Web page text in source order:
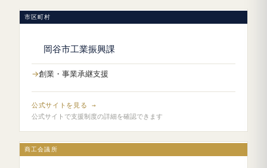
市区町村
岡谷市工業振興課
創業・事業承継支援
公式サイトを見る →
公式サイトで支援制度の詳細を確認できます
商工会議所